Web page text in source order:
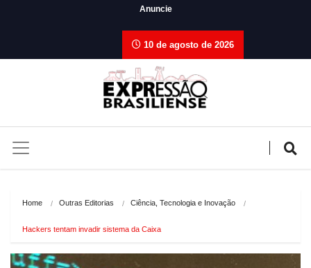
Anuncie
10 de agosto de 2026
Home Outras Editorias Ciência, Tecnologia e Inovação
Hackers tentam invadir sistema da Caixa